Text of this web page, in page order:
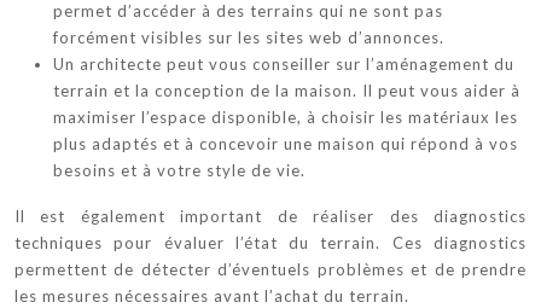
permet d’accéder à des terrains qui ne sont pas
forcément visibles sur les sites web d’annonces.
Un architecte peut vous conseiller sur l’aménagement du
terrain et la conception de la maison. Il peut vous aider à
maximiser l’espace disponible, à choisir les matériaux les
plus adaptés et à concevoir une maison qui répond à vos
besoins et à votre style de vie.
Il est également important de réaliser des diagnostics
techniques pour évaluer l’état du terrain. Ces diagnostics
permettent de détecter d’éventuels problèmes et de prendre
les mesures nécessaires avant l’achat du terrain.